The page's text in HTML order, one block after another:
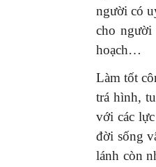
người có
cho người
hoạch…
Làm tốt
trá hình,
với các
đời sống
lánh còn